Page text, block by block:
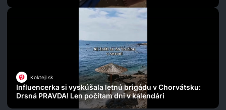
Koktejl.sk
Influencerka si vyskúšala letnú brigádu v Chorvátsku:
Drsná PRAVDA! Len počítam dni v kalendári